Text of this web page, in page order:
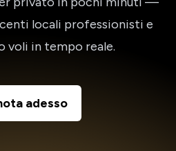
locali professionisti e
voli in tempo reale.
adesso